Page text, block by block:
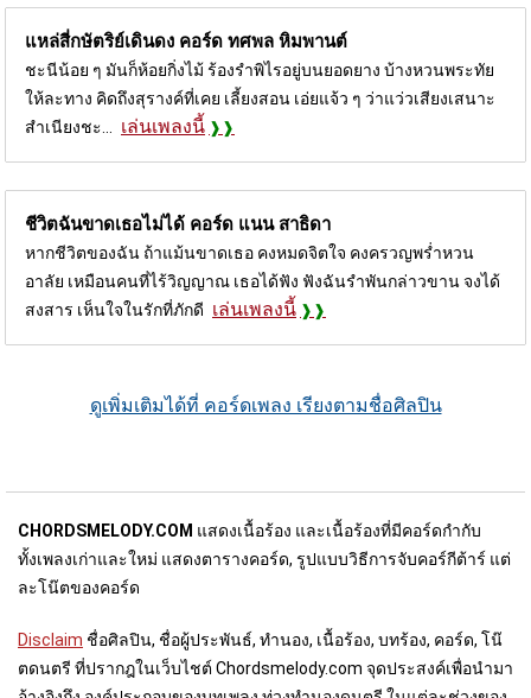
แหล่สี่กษัตริย์เดินดง คอร์ด ทศพล หิมพานต์
ชะนีน้อย ๆ มันก็ห้อยกิ่งไม้ ร้องรำพิไรอยู่บนยอดยาง บ้างหวนพระทัย
ให้ละทาง คิดถึงสุรางค์ที่เคย เลี้ยงสอน เอ่ยแจ้ว ๆ ว่าแว่วเสียงเสนาะ
สำเนียงชะ... เล่นเพลงนี้
ชีวิตฉันขาดเธอไม่ได้ คอร์ด แนน สาธิดา
หากชีวิตของฉัน ถ้าแม้นขาดเธอ คงหมดจิตใจ คงครวญพร่ำหวน
อาลัย เหมือนคนที่ไร้วิญญาณ เธอได้ฟัง ฟังฉันรำพันกล่าวขาน จงได้
สงสาร เห็นใจในรักที่ภักดี เล่นเพลงนี้
ดูเพิ่มเติมได้ที่ คอร์ดเพลง เรียงตามชื่อศิลปิน
CHORDSMELODY.COM แสดงเนื้อร้อง และเนื้อร้องที่มีคอร์ดกำกับ
ทั้งเพลงเก่าและใหม่ แสดงตารางคอร์ด, รูปแบบวิธีการจับคอร์กีต้าร์ แต่
ละโน๊ตของคอร์ด
Disclaim ชื่อศิลปิน, ชื่อผู้ประพันธ์, ทำนอง, เนื้อร้อง, บทร้อง, คอร์ด, โน๊
ตดนตรี ที่ปรากฎในเว็บไชต์ Chordsmelody.com จุดประสงค์เพื่อนำมา